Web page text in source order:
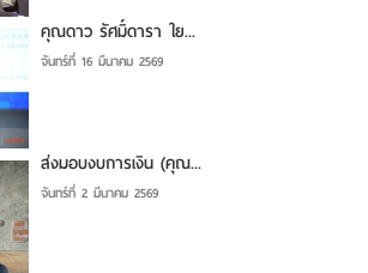
คุณดาว รัศมิ์ดารา ใย...
จันทร์ที่ 16 มีนาคม 2569
ส่งมอบงบการเงิน (คุณ...
จันทร์ที่ 2 มีนาคม 2569